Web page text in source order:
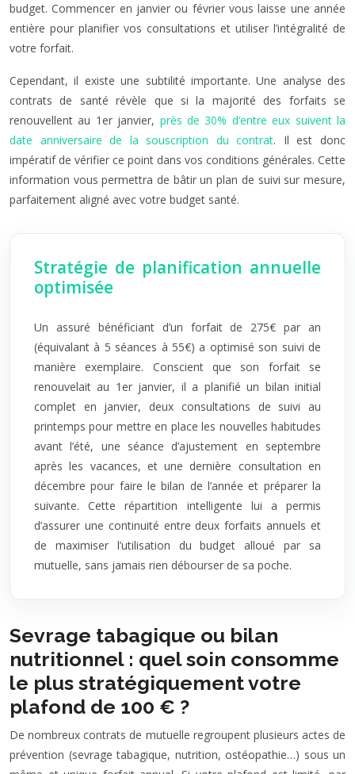
budget. Commencer en janvier ou février vous laisse une année
entière pour planifier vos consultations et utiliser l’intégralité de
votre forfait.
Cependant, il existe une subtilité importante. Une analyse des
contrats de santé révèle que si la majorité des forfaits se
renouvellent au 1er janvier, près de 30% d’entre eux suivent la
date anniversaire de la souscription du contrat. Il est donc
impératif de vérifier ce point dans vos conditions générales. Cette
information vous permettra de bâtir un plan de suivi sur mesure,
parfaitement aligné avec votre budget santé.
Stratégie de planification annuelle
optimisée
Un assuré bénéficiant d’un forfait de 275€ par an
(équivalant à 5 séances à 55€) a optimisé son suivi de
manière exemplaire. Conscient que son forfait se
renouvelait au 1er janvier, il a planifié un bilan initial
complet en janvier, deux consultations de suivi au
printemps pour mettre en place les nouvelles habitudes
avant l’été, une séance d’ajustement en septembre
après les vacances, et une dernière consultation en
décembre pour faire le bilan de l’année et préparer la
suivante. Cette répartition intelligente lui a permis
d’assurer une continuité entre deux forfaits annuels et
de maximiser l’utilisation du budget alloué par sa
mutuelle, sans jamais rien débourser de sa poche.
Sevrage tabagique ou bilan
nutritionnel : quel soin consomme
le plus stratégiquement votre
plafond de 100 € ?
De nombreux contrats de mutuelle regroupent plusieurs actes de
prévention (sevrage tabagique, nutrition, ostéopathie…) sous un